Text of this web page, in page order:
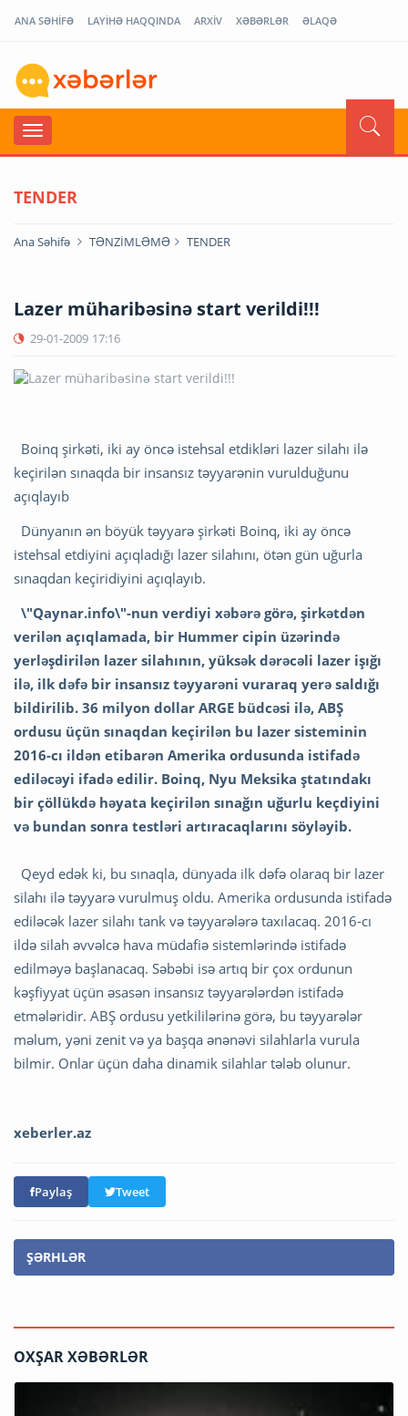
ANA SƏHİFƏ LAYİHƏ HAQQINDA ARXİV XƏBƏRLƏR ƏLAQƏ
TENDER
Ana Səhifə TƏNZİMLƏMƏ TENDER
Lazer müharibəsinə start verildi!!!
29-01-2009 17:16
Boinq şirkəti, iki ay öncə istehsal etdikləri lazer silahı ilə
keçirilən sınaqda bir insansız təyyarənin vurulduğunu
açıqlayıb
Dünyanın ən böyük təyyarə şirkəti Boinq, iki ay öncə
istehsal etdiyini açıqladığı lazer silahını, ötən gün uğurla
sınaqdan keçiridiyini açıqlayıb.
\"Qaynar.info\"-nun verdiyi xəbərə görə, şirkətdən
verilən açıqlamada, bir Hummer cipin üzərində
yerləşdirilən lazer silahının, yüksək dərəcəli lazer işığı
ilə, ilk dəfə bir insansız təyyarəni vuraraq yerə saldığı
bildirilib. 36 milyon dollar ARGE büdcəsi ilə, ABŞ
ordusu üçün sınaqdan keçirilən bu lazer sisteminin
2016-cı ildən etibarən Amerika ordusunda istifadə
ediləcəyi ifadə edilir. Boinq, Nyu Meksika ştatındakı
bir çöllükdə həyata keçirilən sınağın uğurlu keçdiyini
və bundan sonra testləri artıracaqlarını söyləyib.
Qeyd edək ki, bu sınaqla, dünyada ilk dəfə olaraq bir lazer
silahı ilə təyyarə vurulmuş oldu. Amerika ordusunda istifadə
ediləcək lazer silahı tank və təyyarələrə taxılacaq. 2016-cı
ildə silah əvvəlcə hava müdafiə sistemlərində istifadə
edilməyə başlanacaq. Səbəbi isə artıq bir çox ordunun
kəşfiyyat üçün əsasən insansız təyyarələrdən istifadə
etmələridir. ABŞ ordusu yetkililərinə görə, bu təyyarələr
məlum, yəni zenit və ya başqa ənənəvi silahlarla vurula
bilmir. Onlar üçün daha dinamik silahlar tələb olunur.
xeberler.az
Paylaş Tweet
ŞƏRHLƏR
OXŞAR XƏBƏRLƏR